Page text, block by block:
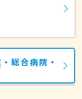
総合病院・